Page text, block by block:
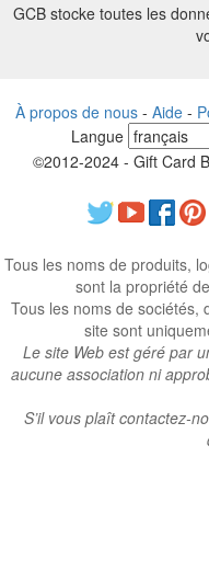
GCB stocke toutes les
À propos de nous - Aide -
Langue
©2012-2024 - Gift Card
Tous les noms de produits,
sont la propriété
Tous les noms de sociétés,
site sont
Le site Web est géré par
aucune association ni
S’il vous plaît contactez-